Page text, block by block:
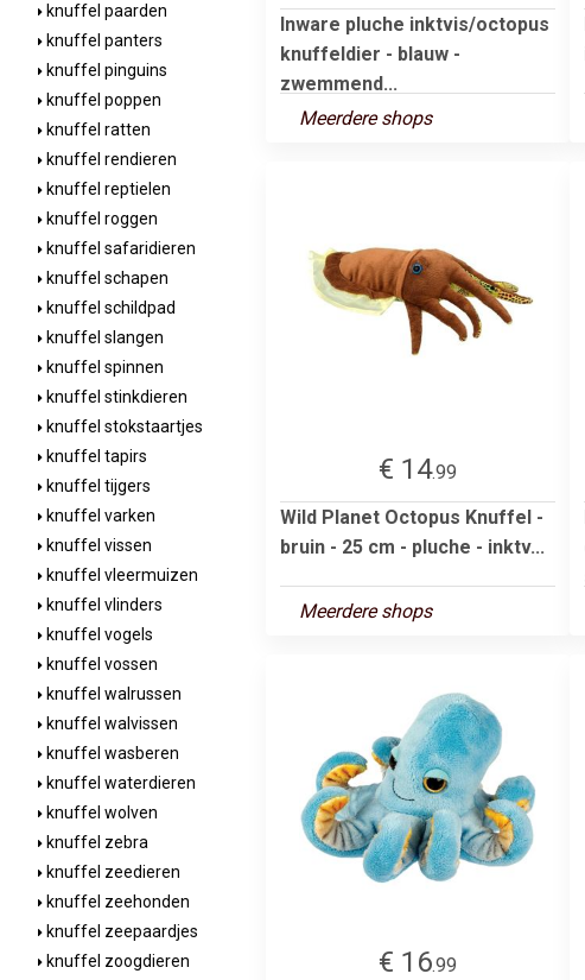
knuffel paarden
knuffel panters
knuffel pinguins
knuffel poppen
knuffel ratten
knuffel rendieren
knuffel reptielen
knuffel roggen
knuffel safaridieren
knuffel schapen
knuffel schildpad
knuffel slangen
knuffel spinnen
knuffel stinkdieren
knuffel stokstaartjes
knuffel tapirs
knuffel tijgers
knuffel varken
knuffel vissen
knuffel vleermuizen
knuffel vlinders
knuffel vogels
knuffel vossen
knuffel walrussen
knuffel walvissen
knuffel wasberen
knuffel waterdieren
knuffel wolven
knuffel zebra
knuffel zeedieren
knuffel zeehonden
knuffel zeepaardjes
knuffel zoogdieren
Inware pluche inktvis/octopus
knuffeldier - blauw -
zwemmend...
Meerdere shops
€ 14.99
Wild Planet Octopus Knuffel -
bruin - 25 cm - pluche - inktv...
Meerdere shops
€ 16.99